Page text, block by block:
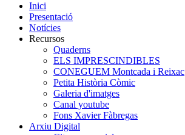
Inici
Presentació
Notícies
Recursos
Quaderns
ELS IMPRESCINDIBLES
CONEGUEM Montcada i Reixac
Petita Història Còmic
Galeria d'imatges
Canal youtube
Fons Xavier Fàbregas
Arxiu Digital